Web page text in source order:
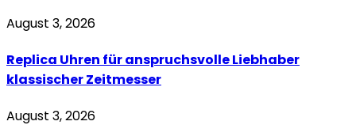
August 3, 2026
Replica Uhren für anspruchsvolle Liebhaber
klassischer Zeitmesser
August 3, 2026